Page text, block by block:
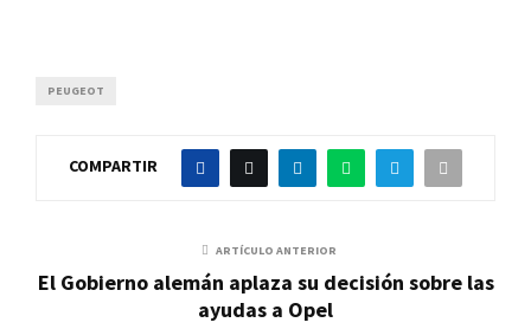
PEUGEOT
COMPARTIR
ARTÍCULO ANTERIOR
El Gobierno alemán aplaza su decisión sobre las
ayudas a Opel